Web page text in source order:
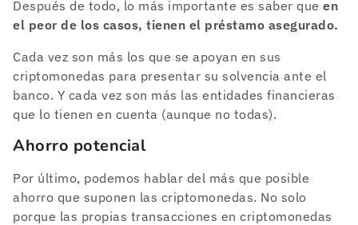
Después de todo, lo más importante es saber que en
el peor de los casos, tienen el préstamo asegurado.
Cada vez son más los que se apoyan en sus
criptomonedas para presentar su solvencia ante el
banco. Y cada vez son más las entidades financieras
que lo tienen en cuenta (aunque no todas).
Ahorro potencial
Por último, podemos hablar del más que posible
ahorro que suponen las criptomonedas. No solo
porque las propias transacciones en criptomonedas